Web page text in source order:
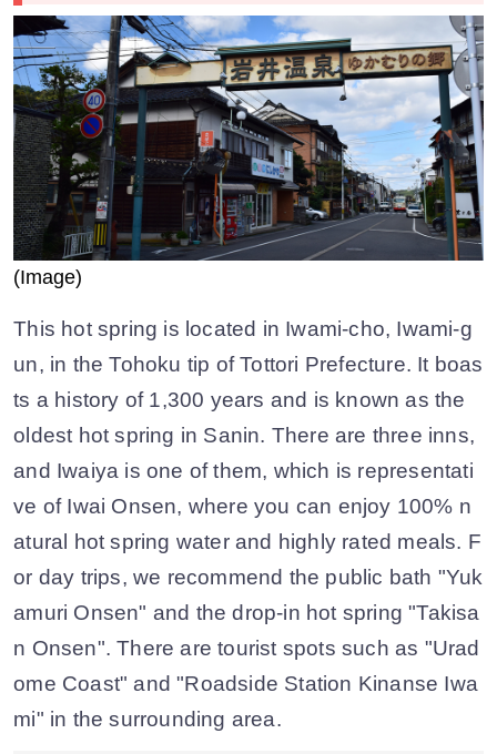
(Image)
This hot spring is located in Iwami-cho, Iwami-g
un, in the Tohoku tip of Tottori Prefecture. It boas
ts a history of 1,300 years and is known as the
oldest hot spring in Sanin. There are three inns,
and Iwaiya is one of them, which is representati
ve of Iwai Onsen, where you can enjoy 100% n
atural hot spring water and highly rated meals. F
or day trips, we recommend the public bath "Yuk
amuri Onsen" and the drop-in hot spring "Takisa
n Onsen". There are tourist spots such as "Urad
ome Coast" and "Roadside Station Kinanse Iwa
mi" in the surrounding area.